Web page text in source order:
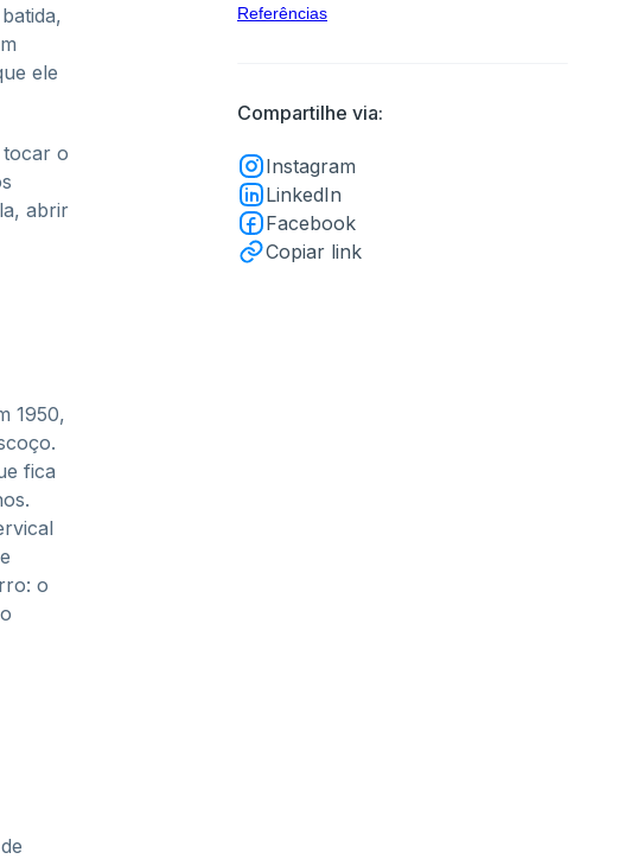
ele
tocar o
abrir
1950,
fica
o
Referências
Compartilhe via:
Instagram
LinkedIn
Facebook
Copiar link